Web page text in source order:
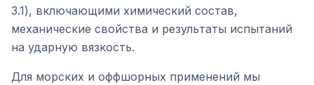
3.1), включающими химический состав,
механические свойства и результаты испытаний
на ударную вязкость.
Для морских и оффшорных применений мы